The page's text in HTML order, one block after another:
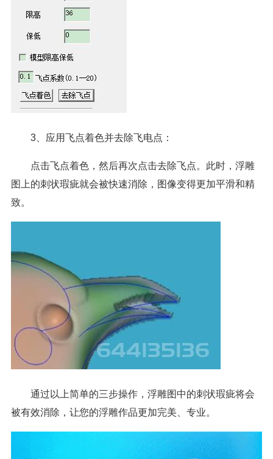
3、应用飞点着色并去除飞电点：
点击飞点着色，然后再次点击去除飞点。此时，浮雕
图上的刺状瑕疵就会被快速消除，图像变得更加平滑和精
致。
通过以上简单的三步操作，浮雕图中的刺状瑕疵将会
被有效消除，让您的浮雕作品更加完美、专业。